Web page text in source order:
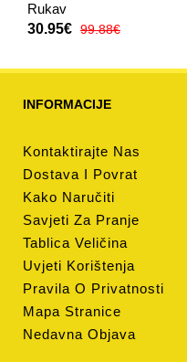
Rukav
30.95€ 99.88€
INFORMACIJE
Kontaktirajte Nas
Dostava I Povrat
Kako Naručiti
Savjeti Za Pranje
Tablica Veličina
Uvjeti Korištenja
Pravila O Privatnosti
Mapa Stranice
Nedavna Objava